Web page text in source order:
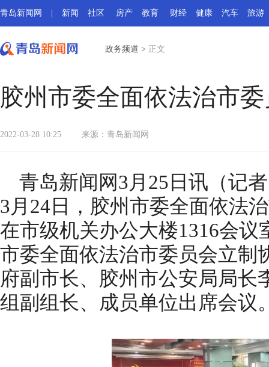
青岛新闻网 新闻 社区 房产 教育 财经 健康 汽车 旅游
政务频道 > 正文
胶州市委全面依法治市
2022-03-28 10:25 来源： 青岛新闻网
青岛新闻网3月25日讯（记
3月24日，胶州市委全面依法
在市级机关办公大楼1316会
市委全面依法治市委员会立制
府副市长、胶州市公安局局长
组副组长、成员单位出席会议